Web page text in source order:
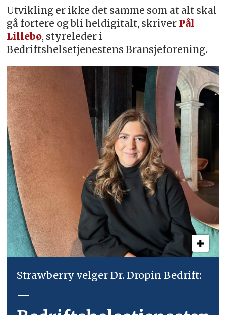
Utvikling er ikke det samme som at alt skal
gå fortere og bli heldigitalt, skriver Pål
Lillebø, styreleder i
Bedriftshelsetjenestens Bransjeforening.
Strawberry velger Dr. Dropin Bedrift:
–